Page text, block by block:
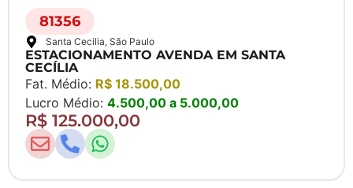
81356
Santa Cecilia, São Paulo
ESTACIONAMENTO AVENDA EM SANTA
CECÍLIA
Fat. Médio: R$ 18.500,00
Lucro Médio: 4.500,00 a 5.000,00
R$ 125.000,00